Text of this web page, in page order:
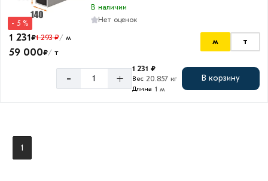
мм
мм
- 5 %
В наличии
Нет оценок
1 231₽1 293 ₽/ м
59 000₽/ т
м т
- +
1 231 ₽
Вес 20.857 кг
Длина 1 м
В корзину
1